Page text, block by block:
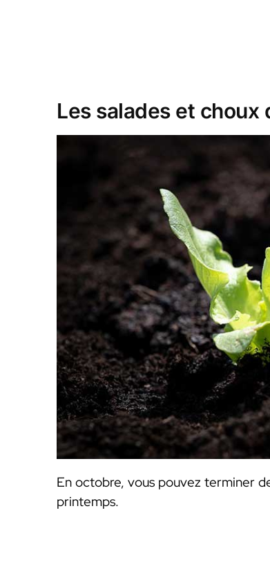
Les salades et choux
En octobre, vous pouvez terminer
printemps.